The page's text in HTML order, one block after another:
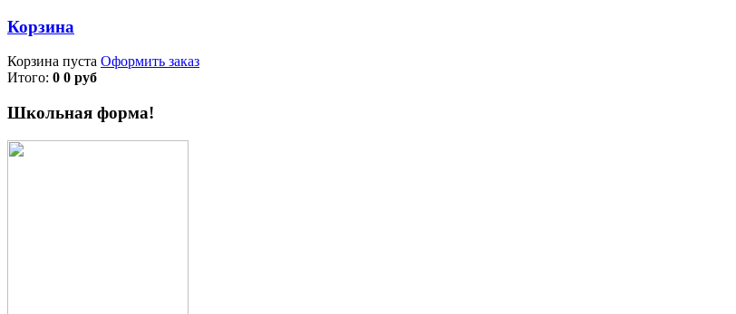
Корзина
Корзина пуста Оформить заказ
Итого: 0 0 руб
Школьная форма!